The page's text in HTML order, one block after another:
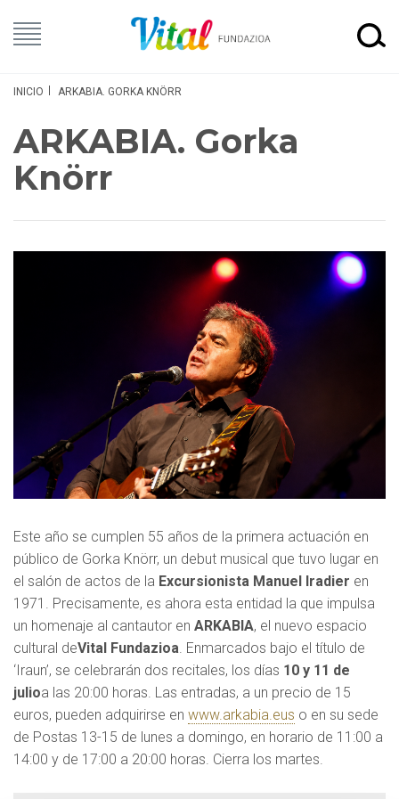
INICIO ARKABIA. GORKA KNÖRR
ARKABIA. Gorka
Knörr
Este año se cumplen 55 años de la primera actuación en
público de Gorka Knörr, un debut musical que tuvo lugar en
el salón de actos de la Excursionista Manuel Iradier en
1971. Precisamente, es ahora esta entidad la que impulsa
un homenaje al cantautor en ARKABIA, el nuevo espacio
cultural deVital Fundazioa. Enmarcados bajo el título de
‘Iraun’, se celebrarán dos recitales, los días 10 y 11 de
julioa las 20:00 horas. Las entradas, a un precio de 15
euros, pueden adquirirse en www.arkabia.eus o en su sede
de Postas 13-15 de lunes a domingo, en horario de 11:00 a
14:00 y de 17:00 a 20:00 horas. Cierra los martes.